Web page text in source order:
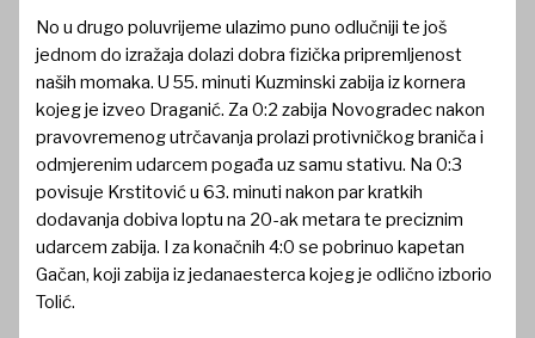
No u drugo poluvrijeme ulazimo puno odlučniji te još
jednom do izražaja dolazi dobra fizička pripremljenost
naših momaka. U 55. minuti Kuzminski zabija iz kornera
kojeg je izveo Draganić. Za 0:2 zabija Novogradec nakon
pravovremenog utrčavanja prolazi protivničkog braniča i
odmjerenim udarcem pogađa uz samu stativu. Na 0:3
povisuje Krstitović u 63. minuti nakon par kratkih
dodavanja dobiva loptu na 20-ak metara te preciznim
udarcem zabija. I za konačnih 4:0 se pobrinuo kapetan
Gačan, koji zabija iz jedanaesterca kojeg je odlično izborio
Tolić.